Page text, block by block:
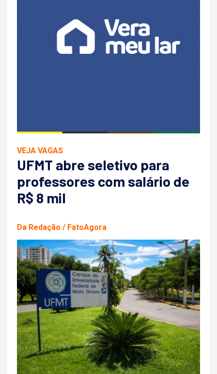
VEJA VAGAS
UFMT abre seletivo para
professores com salário de
R$ 8 mil
Da Redação / FatoAgora